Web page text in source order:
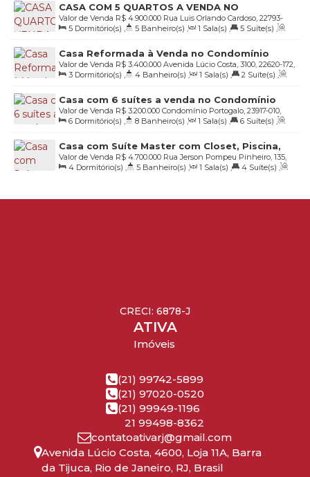
CASA COM 5 QUARTOS A VENDA NO
CONDOMINIO INTERLAGOS DE ITAUNA
R$ 4.900.000
Valor de Venda
Rua Luis Orlando Cardoso, 22793-
320, Barra da Tijuca, Rio de Janeiro, Rio de Janeiro, Brasil
5 Dormitório(s) , 5 Banheiro(s) , 1 Sala(s) , 5 Suíte(s) ,
Total: 425.00m² , 6 Vaga(s) , Útil: 425.00m²
Casa Reformada à Venda no Condomínio
Vivendas da Barra – 3 Quartos, 2 Suítes e
Espaço Gourmet
R$ 3.400.000
Valor de Venda
Avenida Lúcio Costa, 3100, 22620-172,
Barra da Tijuca, Rio de Janeiro, Rio de Janeiro, Brasil
3 Dormitório(s) , 4 Banheiro(s) , 1 Sala(s) , 2 Suíte(s) ,
Total: 257.00m² , 2 Vaga(s) , Útil: 257.00m²
Casa com 6 suítes a venda no Condomínio
Porto Galo em Angra dos Reis - Angra dos
Reis
R$ 3.200.000
Valor de Venda
Condomínio Portogalo, 23917-010,
Portogalo, Angra dos Reis, Rio de Janeiro, Brasil
6 Dormitório(s) , 8 Banheiro(s) , 1 Sala(s) , 6 Suíte(s) ,
Total: 1200.00m² , 4 Vaga(s) , Útil: 400.00m²
Casa com Suíte Master com Closet, Piscina,
Sauna Á Venda na Barra da Tijuca/Rj
R$ 4.700.000
Valor de Venda
Rua Jerson Pompeu Pinheiro, 135,
22793-317, Barra da Tijuca, Rio de Janeiro, Rio de Janeiro, Brasil
4 Dormitório(s) , 5 Banheiro(s) , 1 Sala(s) , 4 Suíte(s) ,
CRECI: 6878-J
ATIVA
Imóveis
(21) 99742-5899
(21) 97020-0520
(21) 99949-1196
21 99498-8362
contatoativarj@gmail.com
Avenida Lúcio Costa, 4600, Loja 11A, Barra
da Tijuca, Rio de Janeiro, RJ, Brasil